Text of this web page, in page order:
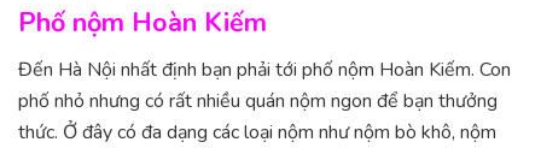
Phố nộm Hoàn Kiếm
Đến Hà Nội nhất định bạn phải tới phố nộm Hoàn Kiếm. Con
phố nhỏ nhưng có rất nhiều quán nộm ngon để bạn thưởng
thức. Ở đây có đa dạng các loại nộm như nộm bò khô, nộm